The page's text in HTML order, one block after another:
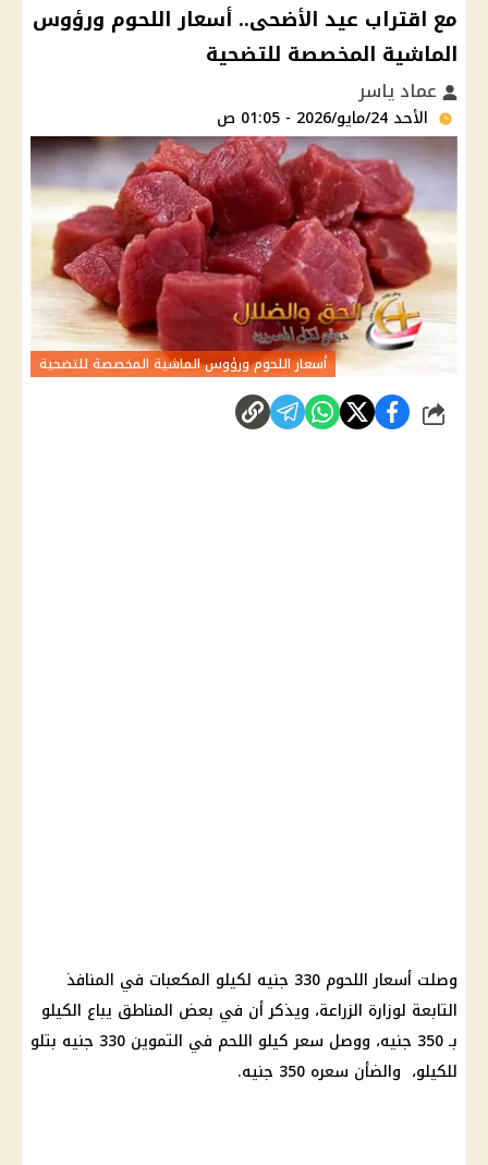
مع اقتراب عيد الأضحى.. أسعار اللحوم ورؤوس
الماشية المخصصة للتضحية
عماد ياسر
الأحد 24/مايو/2026 - 01:05 ص
أسعار اللحوم ورؤوس الماشية المخصصة للتضحية
شارك
وصلت أسعار اللحوم 330 جنيه لكيلو المكعبات في المنافذ
التابعة لوزارة الزراعة، ويذكر أن في بعض المناطق يباع الكيلو
بـ 350 جنيه، ووصل سعر كيلو اللحم في التموين 330 جنيه بتلو
للكيلو، والضأن سعره 350 جنيه.